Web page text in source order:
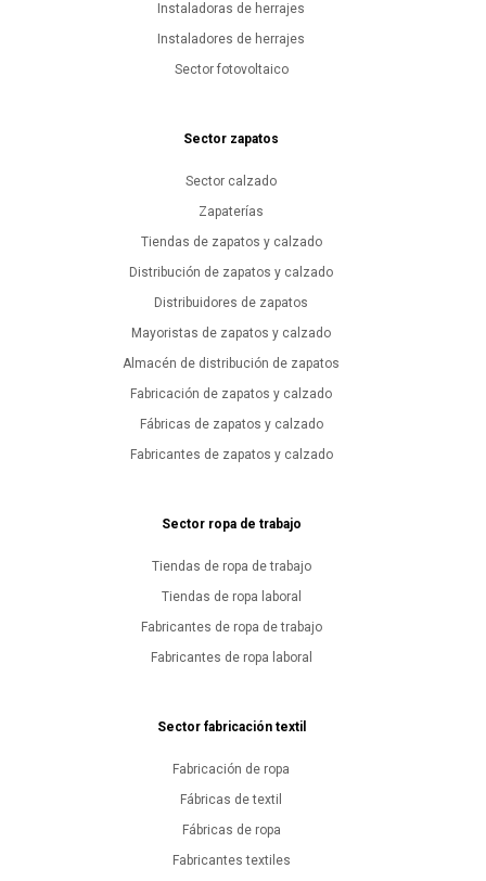
Instaladoras de herrajes
Instaladores de herrajes
Sector fotovoltaico
Sector zapatos
Sector calzado
Zapaterías
Tiendas de zapatos y calzado
Distribución de zapatos y calzado
Distribuidores de zapatos
Mayoristas de zapatos y calzado
Almacén de distribución de zapatos
Fabricación de zapatos y calzado
Fábricas de zapatos y calzado
Fabricantes de zapatos y calzado
Sector ropa de trabajo
Tiendas de ropa de trabajo
Tiendas de ropa laboral
Fabricantes de ropa de trabajo
Fabricantes de ropa laboral
Sector fabricación textil
Fabricación de ropa
Fábricas de textil
Fábricas de ropa
Fabricantes textiles